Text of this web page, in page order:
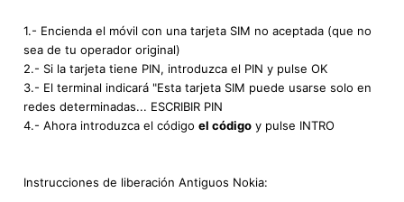
1.- Encienda el móvil con una tarjeta SIM no aceptada (que no
sea de tu operador original)
2.- Si la tarjeta tiene PIN, introduzca el PIN y pulse OK
3.- El terminal indicará "Esta tarjeta SIM puede usarse solo en
redes determinadas... ESCRIBIR PIN
4.- Ahora introduzca el código el código y pulse INTRO
Instrucciones de liberación Antiguos Nokia: